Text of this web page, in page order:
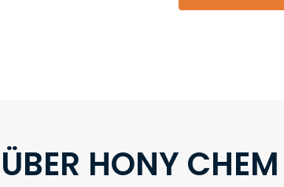
ÜBER HONY CHEM